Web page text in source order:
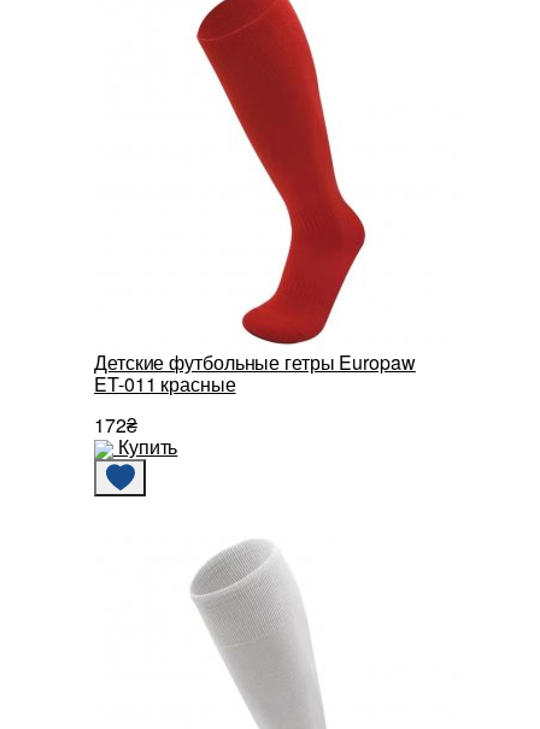
Детские футбольные гетры Europaw
ET-011 красные
172₴
Купить